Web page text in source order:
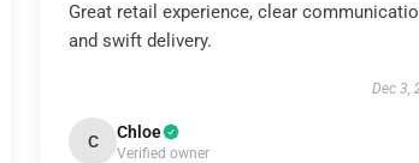
Great retail experience, clear
and swift delivery.
Dec 3,
C Chloe
Verified owner